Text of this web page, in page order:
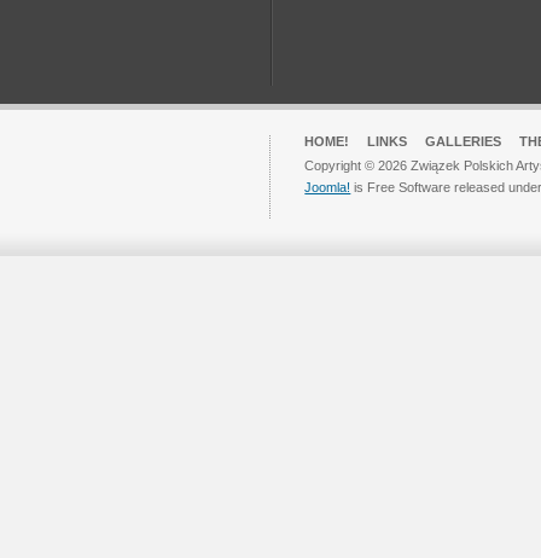
HOME! LINKS GALLERIES
Copyright © 2026 Związek Polskich
Joomla! is Free Software released